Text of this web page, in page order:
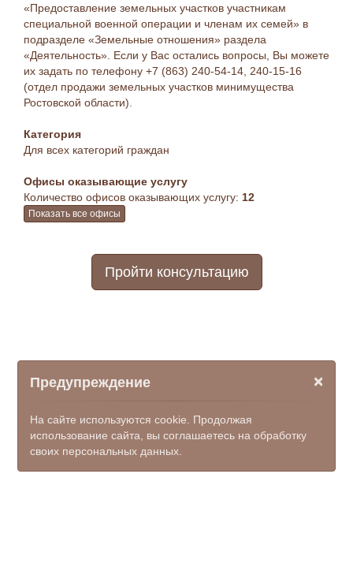
«Предоставление земельных участков участникам
специальной военной операции и членам их семей» в
подразделе «Земельные отношения» раздела
«Деятельность». Если у Вас остались вопросы, Вы можете
их задать по телефону +7 (863) 240-54-14, 240-15-16
(отдел продажи земельных участков минимущества
Ростовской области).
Категория
Для всех категорий граждан
Офисы оказывающие услугу
Количество офисов оказывающих услугу: 12
Показать все офисы
Пройти консультацию
×
Предупреждение
На сайте используются cookie. Продолжая
использование сайта, вы соглашаетесь на обработку
своих персональных данных.